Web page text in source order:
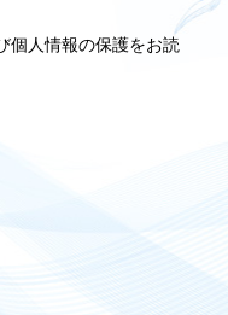
個人情報の保護をお読